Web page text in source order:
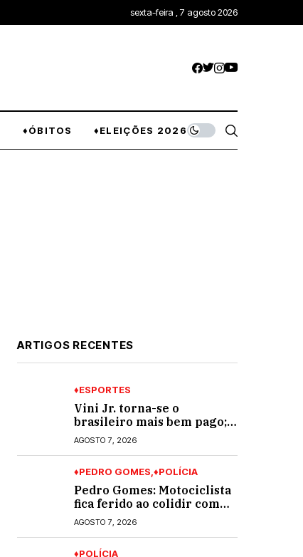
sexta-feira , 7 agosto 2026
♦ÓBITOS ♦ELEIÇÕES 2026
ARTIGOS RECENTES
♦ESPORTES
Vini Jr. torna-se o
brasileiro mais bem pago;
veja o top 10
AGOSTO 7, 2026
♦PEDRO GOMES ♦POLÍCIA
Pedro Gomes: Motociclista
fica ferido ao colidir com
automóvel na Av. Diva
Araújo; ele não tinha CNH
AGOSTO 7, 2026
♦POLÍCIA